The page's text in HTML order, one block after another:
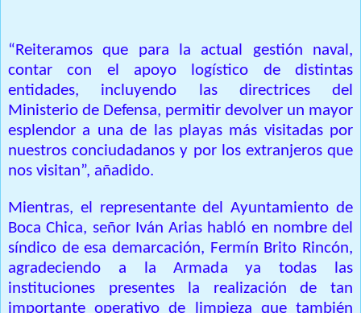
“Reiteramos que para la actual gestión naval,
contar con el apoyo logístico de distintas
entidades, incluyendo las directrices del
Ministerio de Defensa, permitir devolver un mayor
esplendor a una de las playas más visitadas por
nuestros conciudadanos y por los extranjeros que
nos visitan”, añadido.
Mientras, el representante del Ayuntamiento de
Boca Chica, señor Iván Arias habló en nombre del
síndico de esa demarcación, Fermín Brito Rincón,
agradeciendo a la Armada ya todas las
instituciones presentes la realización de tan
importante operativo de limpieza que también